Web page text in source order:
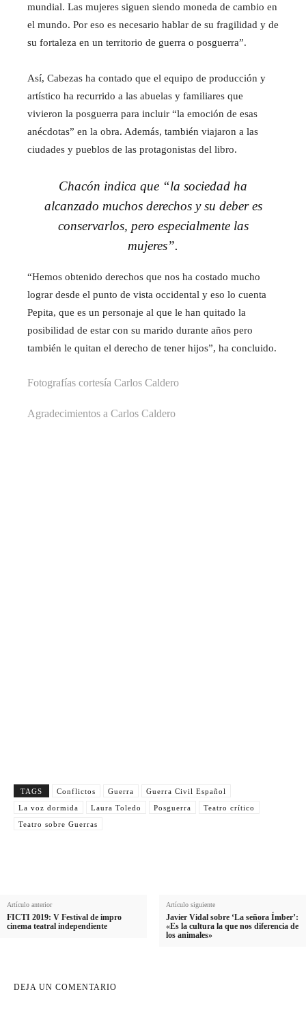
mundial. Las mujeres siguen siendo moneda de cambio en
el mundo. Por eso es necesario hablar de su fragilidad y de
su fortaleza en un territorio de guerra o posguerra”.
Así, Cabezas ha contado que el equipo de producción y
artístico ha recurrido a las abuelas y familiares que
vivieron la posguerra para incluir “la emoción de esas
anécdotas” en la obra. Además, también viajaron a las
ciudades y pueblos de las protagonistas del libro.
Chacón indica que “la sociedad ha
alcanzado muchos derechos y su deber es
conservarlos, pero especialmente las
mujeres”.
“Hemos obtenido derechos que nos ha costado mucho
lograr desde el punto de vista occidental y eso lo cuenta
Pepita, que es un personaje al que le han quitado la
posibilidad de estar con su marido durante años pero
también le quitan el derecho de tener hijos”, ha concluido.
Fotografías cortesía Carlos Caldero
Agradecimientos a Carlos Caldero
TAGS Conflictos Guerra
Guerra Civil Español
La voz dormida
Laura Toledo Posguerra
Teatro crítico
Teatro sobre Guerras
Artículo anterior
FICTI 2019: V Festival de impro
cinema teatral independiente
Artículo siguiente
Javier Vidal sobre ‘La señora Ímber’:
«Es la cultura la que nos diferencia de
los animales»
DEJA UN COMENTARIO